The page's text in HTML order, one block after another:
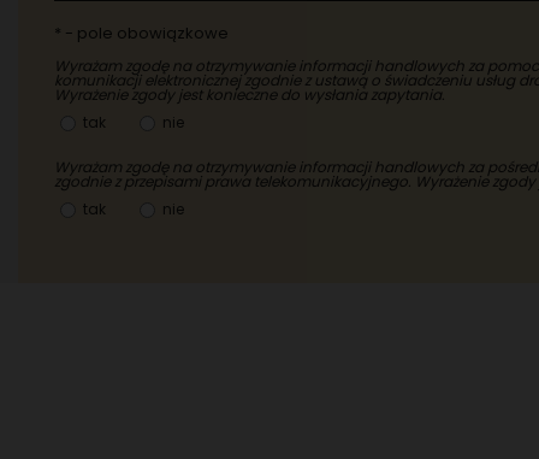
* - pole obowiązkowe
Wyrażam zgodę na otrzymywanie informacji handlowych za
komunikacji elektronicznej zgodnie z ustawą o świadczeniu usług
Wyrażenie zgody jest konieczne do wysłania zapytania.
tak
nie
Wyrażam zgodę na otrzymywanie informacji handlowych za
zgodnie z przepisami prawa telekomunikacyjnego. Wyrażenie
tak
nie